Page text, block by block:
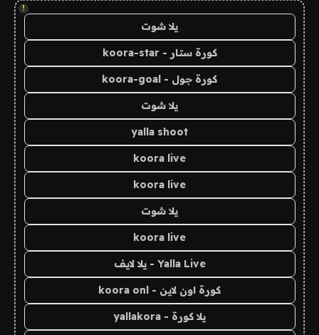
!
يلا شوت
كورة ستار - koora-star
كورة جول - koora-goal
يلا شوت
yalla shoot
koora live
koora live
يلا شوت
koora live
Yalla Live - يلا لايف
كورة اون لاين - koora onl
يلا كورة - yallakora